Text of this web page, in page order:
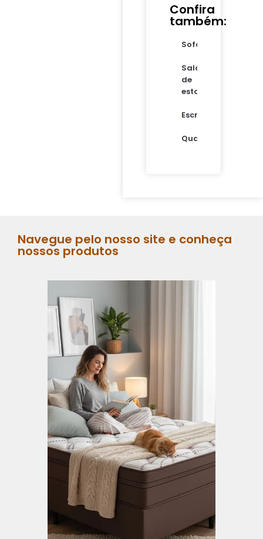
Confira
também:
Sofás
Sala
de
estar
Escritório
Quartos
Navegue pelo nosso site e conheça
nossos produtos